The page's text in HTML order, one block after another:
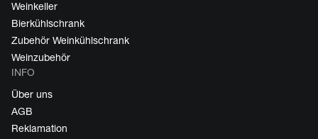
Weinkeller
Bierkühlschrank
Zubehör Weinkühlschrank
Weinzubehör
INFO
Über uns
AGB
Reklamation